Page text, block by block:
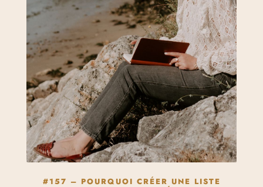
#157 – POURQUOI CRÉER UNE LISTE